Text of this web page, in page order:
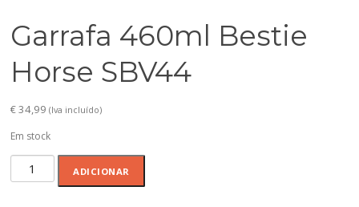
Garrafa 460ml Bestie
Horse SBV44
€34,99 (Iva incluído)
Em stock
Quantidade
de
ADICIONAR